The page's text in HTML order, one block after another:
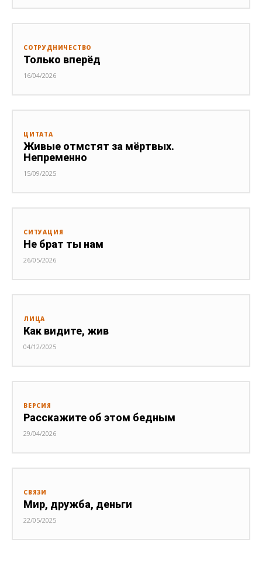
СОТРУДНИЧЕСТВО
Только вперёд
16/04/2026
ЦИТАТА
Живые отмстят за мёртвых.
Непременно
15/09/2025
СИТУАЦИЯ
Не брат ты нам
26/05/2026
ЛИЦА
Как видите, жив
04/12/2025
ВЕРСИЯ
Расскажите об этом бедным
29/04/2026
СВЯЗИ
Мир, дружба, деньги
22/05/2025